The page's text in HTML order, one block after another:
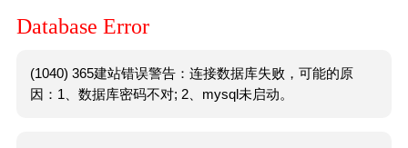
Database Error
(1040) 365建站错误警告：连接数据库失败，可能的原
因：1、数据库密码不对; 2、mysql未启动。